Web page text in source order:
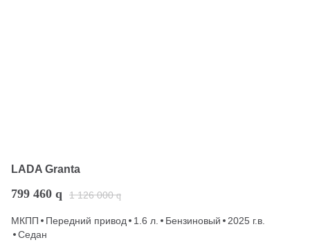
LADA Granta
799 460 q 1 126 000 q
МКПП Передний привод 1.6 л. Бензиновый
2025 г.в.
Седан